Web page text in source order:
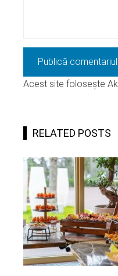
Acest site folosește
RELATED POSTS